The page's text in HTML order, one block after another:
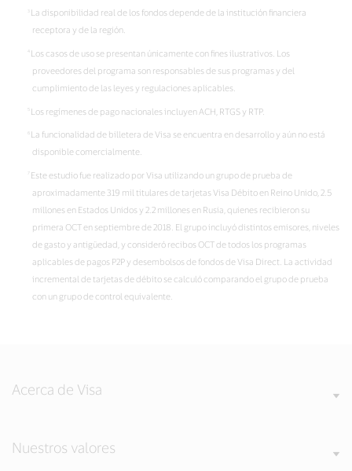
La disponibilidad real de los fondos depende de la institución financiera
receptora y de la región.
Los casos de uso se presentan únicamente con fines ilustrativos. Los
proveedores del programa son responsables de sus programas y del
cumplimiento de las leyes y regulaciones aplicables.
Los regímenes de pago nacionales incluyen ACH, RTGS y RTP.
La funcionalidad de billetera de Visa se encuentra en desarrollo y aún no está
disponible comercialmente.
Este estudio fue realizado por Visa utilizando un grupo de prueba de
aproximadamente 319 mil titulares de tarjetas Visa Débito en Reino Unido, 2.5
millones en Estados Unidos y 2.2 millones en Rusia, quienes recibieron su
primera OCT en septiembre de 2018. El grupo incluyó distintos emisores, niveles
de gasto y antigüedad, y consideró recibos OCT de todos los programas
aplicables de pagos P2P y desembolsos de fondos de Visa Direct. La actividad
incremental de tarjetas de débito se calculó comparando el grupo de prueba
con un grupo de control equivalente.
Acerca de Visa
Nuestros valores